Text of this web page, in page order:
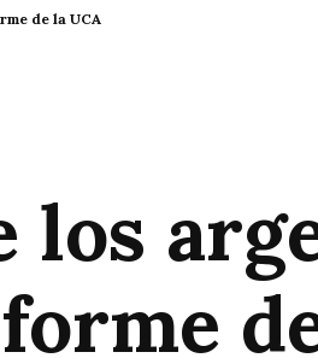
de la UCA
los